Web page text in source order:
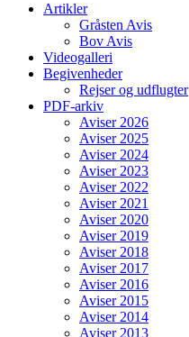
Artikler
Gråsten Avis
Bov Avis
Videogalleri
Begivenheder
Rejser og udflugter
PDF-arkiv
Aviser 2026
Aviser 2025
Aviser 2024
Aviser 2023
Aviser 2022
Aviser 2021
Aviser 2020
Aviser 2019
Aviser 2018
Aviser 2017
Aviser 2016
Aviser 2015
Aviser 2014
Aviser 2013